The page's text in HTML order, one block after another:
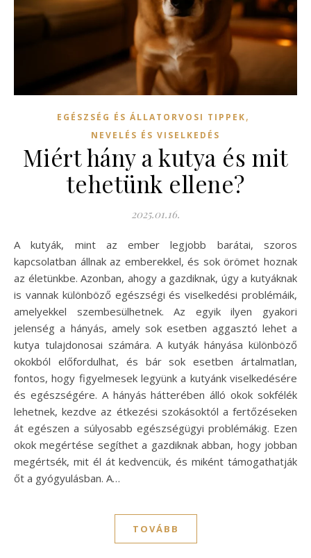
EGÉSZSÉG ÉS ÁLLATORVOSI TIPPEK,
NEVELÉS ÉS VISELKEDÉS
Miért hány a kutya és mit
tehetünk ellene?
2025.01.16.
A kutyák, mint az ember legjobb barátai, szoros
kapcsolatban állnak az emberekkel, és sok örömet hoznak
az életünkbe. Azonban, ahogy a gazdiknak, úgy a kutyáknak
is vannak különböző egészségi és viselkedési problémáik,
amelyekkel szembesülhetnek. Az egyik ilyen gyakori
jelenség a hányás, amely sok esetben aggasztó lehet a
kutya tulajdonosai számára. A kutyák hányása különböző
okokból előfordulhat, és bár sok esetben ártalmatlan,
fontos, hogy figyelmesek legyünk a kutyánk viselkedésére
és egészségére. A hányás hátterében álló okok sokfélék
lehetnek, kezdve az étkezési szokásoktól a fertőzéseken
át egészen a súlyosabb egészségügyi problémákig. Ezen
okok megértése segíthet a gazdiknak abban, hogy jobban
megértsék, mit él át kedvencük, és miként támogathatják
őt a gyógyulásban. A…
TOVÁBB